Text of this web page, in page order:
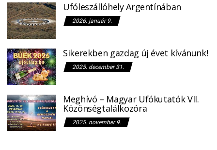
Ufóleszállóhely Argentínában
2026. január 9.
Sikerekben gazdag új évet kívánunk!
2025. december 31.
Meghívó – Magyar Ufókutatók VII.
Közönségtalálkozóra
2025. november 9.